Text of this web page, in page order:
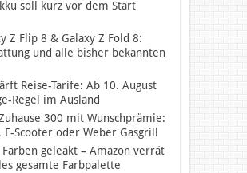
soll kurz vor dem Start
Z Flip 8 & Galaxy Z Fold 8:
und alle bisher bekannten
Reise-Tarife: Ab 10. August
Regel im Ausland
300 mit Wunschprämie:
E-Scooter oder Weber Gasgrill
geleakt – Amazon verrät
gesamte Farbpalette